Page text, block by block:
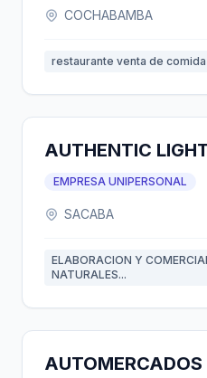
COCHABAMBA
restaurante venta de
AUTHENTIC
EMPRESA UNIPERSONAL
SACABA
ELABORACION Y
NATURALES...
AUTOMERCADOS